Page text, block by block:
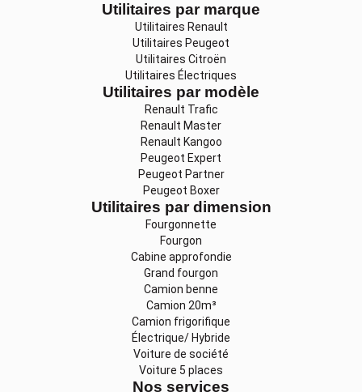
Utilitaires par marque
Utilitaires Renault
Utilitaires Peugeot
Utilitaires Citroën
Utilitaires Électriques
Utilitaires par modèle
Renault Trafic
Renault Master
Renault Kangoo
Peugeot Expert
Peugeot Partner
Peugeot Boxer
Utilitaires par dimension
Fourgonnette
Fourgon
Cabine approfondie
Grand fourgon
Camion benne
Camion 20m³
Camion frigorifique
Électrique/ Hybride
Voiture de société
Voiture 5 places
Nos services